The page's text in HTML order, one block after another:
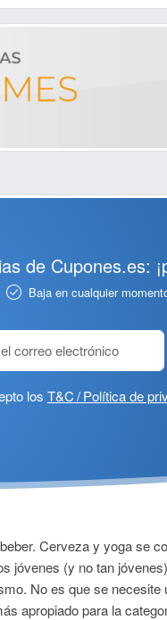
de Cupones.es:
Baja en cualquier
los T&C / Política de
Cerveza y yoga se
jóvenes (y no tan
No es que se necesite
apropiado para la